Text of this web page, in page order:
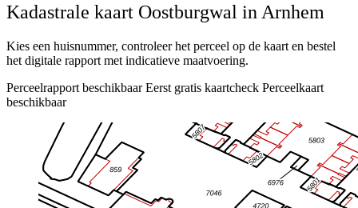
Kadastrale kaart Oostburgwal in Arnhem
Kies een huisnummer, controleer het perceel op de kaart en bestel
het digitale rapport met indicatieve maatvoering.
Perceelrapport beschikbaar Eerst gratis kaartcheck Perceelkaart
beschikbaar